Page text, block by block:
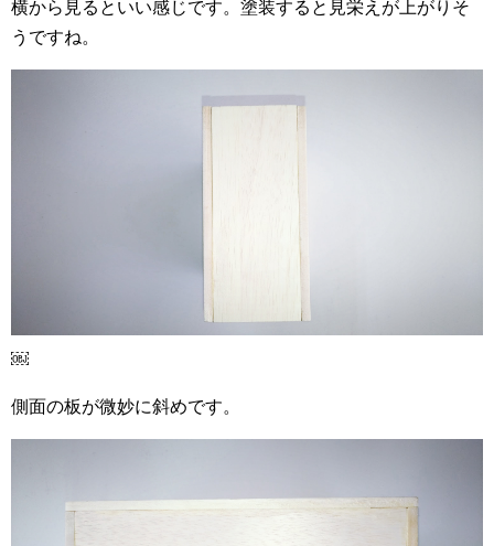
横から見るといい感じです。塗装すると見栄えが上がりそ
うですね。
￼
側面の板が微妙に斜めです。